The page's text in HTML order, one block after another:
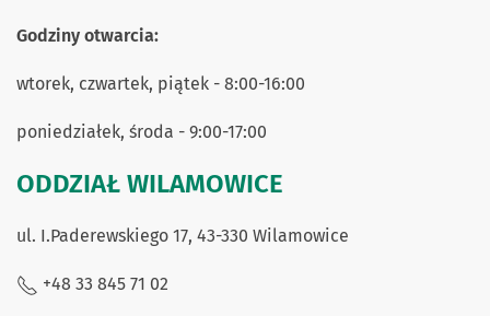
Godziny otwarcia:
wtorek, czwartek, piątek - 8:00-16:00
poniedziałek, środa - 9:00-17:00
ODDZIAŁ WILAMOWICE
ul. I.Paderewskiego 17, 43-330 Wilamowice
+48 33 845 71 02